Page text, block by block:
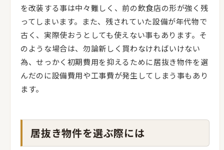
を改装する事は中々難しく、前の飲食店の形が強く残
ってしまいます。また、残されていた設備が年代物で
古く、実際使おうとしても使えない事もあります。そ
のような場合は、勿論新しく買わなければいけない
為、せっかく初期費用を抑えるために居抜き物件を選
んだのに設備費用や工事費が発生してしまう事もあり
ます。
居抜き物件を選ぶ際には